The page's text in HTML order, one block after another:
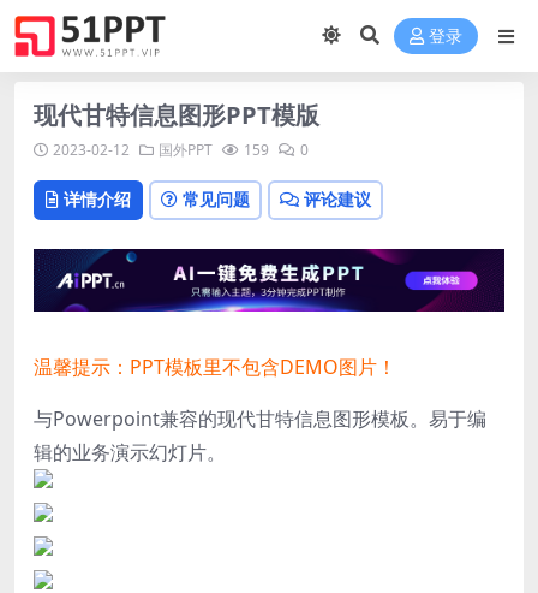
登录
现代甘特信息图形PPT模版
2023-02-12 国外PPT 159 0
详情介绍 常见问题 评论建议
温馨提示：PPT模板里不包含DEMO图片！
与Powerpoint兼容的现代甘特信息图形模板。易于编
辑的业务演示幻灯片。